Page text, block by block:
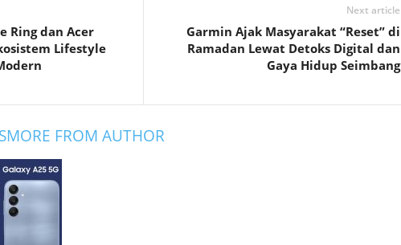
Ring dan Acer
Lifestyle
Next article
Garmin Ajak Masyarakat “Reset” di
Ramadan Lewat Detoks Digital dan
Gaya Hidup Seimbang
MORE FROM AUTHOR